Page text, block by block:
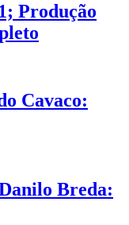
Produção
Cavaco:
Breda: